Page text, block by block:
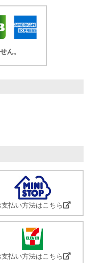
ん。
支払い方法はこちら
支払い方法はこちら